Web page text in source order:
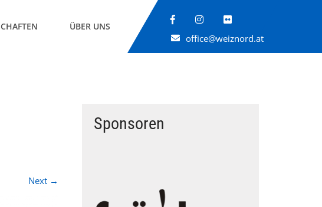
office@weiznord.at
ÜBER UNS
Next →
Sponsoren